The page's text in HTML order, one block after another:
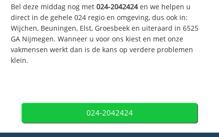
Bel deze middag nog met024-2042424en we helpen u
direct in de gehele 024 regio en omgeving, dus ook in:
Wijchen, Beuningen, Elst, Groesbeek en uiteraard in 6525
GA Nijmegen. Wanneer u voor ons kiest en met onze
vakmensen werkt dan is de kans op verdere problemen
klein.
024-2042424